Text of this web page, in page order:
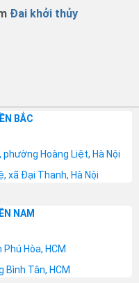
Đai khởi thủy
BẮC
phường Hoàng Liệt, Hà Nội
xã Đại Thanh, Hà Nội
NAM
Phú Hòa, HCM
Bình Tân, HCM